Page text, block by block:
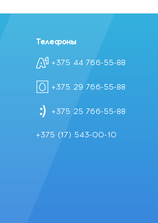
Телефоны
+375 44 766-55-88
+375 29 766-55-88
+375 25 766-55-88
+375 (17) 543-00-10